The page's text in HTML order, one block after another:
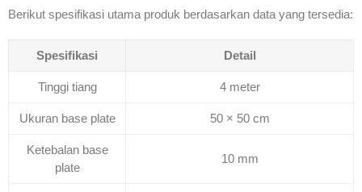
Berikut spesifikasi utama produk berdasarkan data yang tersedia:
Spesifikasi Detail
Tinggi tiang 4 meter
Ukuran base plate 50 × 50 cm
Ketebalan base
plate
10 mm